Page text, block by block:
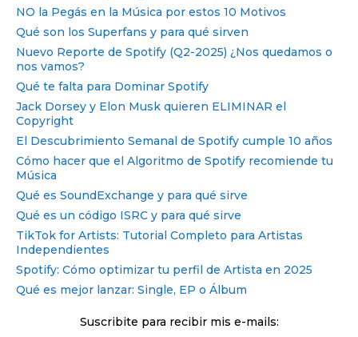
NO la Pegás en la Música por estos 10 Motivos
Qué son los Superfans y para qué sirven
Nuevo Reporte de Spotify (Q2-2025) ¿Nos quedamos o
nos vamos?
Qué te falta para Dominar Spotify
Jack Dorsey y Elon Musk quieren ELIMINAR el
Copyright
El Descubrimiento Semanal de Spotify cumple 10 años
Cómo hacer que el Algoritmo de Spotify recomiende tu
Música
Qué es SoundExchange y para qué sirve
Qué es un código ISRC y para qué sirve
TikTok for Artists: Tutorial Completo para Artistas
Independientes
Spotify: Cómo optimizar tu perfil de Artista en 2025
Qué es mejor lanzar: Single, EP o Álbum
Suscribite para recibir mis e-mails: